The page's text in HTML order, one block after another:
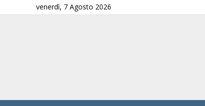
venerdì, 7 Agosto 2026